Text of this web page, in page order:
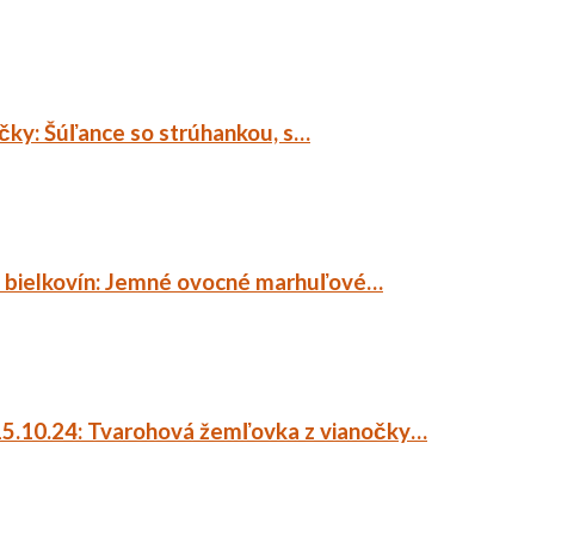
Šúľance so strúhankou, s…
bielkovín: Jemné ovocné marhuľové…
Tvarohová žemľovka z vianočky…